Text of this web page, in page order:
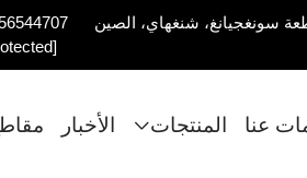
عنا المنتجات الأخبار